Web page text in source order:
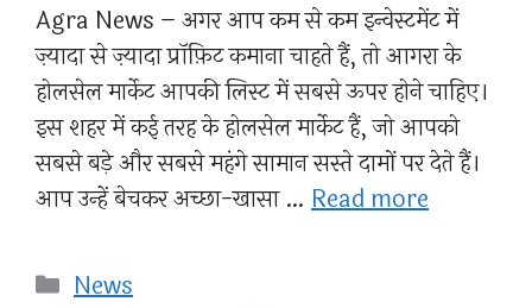
Agra News – अगर आप कम से कम इन्वेस्टमेंट में
ज़्यादा से ज़्यादा प्रॉफ़िट कमाना चाहते हैं, तो आगरा के
होलसेल मार्केट आपकी लिस्ट में सबसे ऊपर होने चाहिए।
इस शहर में कई तरह के होलसेल मार्केट हैं, जो आपको
सबसे बड़े और सबसे महंगे सामान सस्ते दामों पर देते हैं।
आप उन्हें बेचकर अच्छा-खासा … Read more
Categories
News